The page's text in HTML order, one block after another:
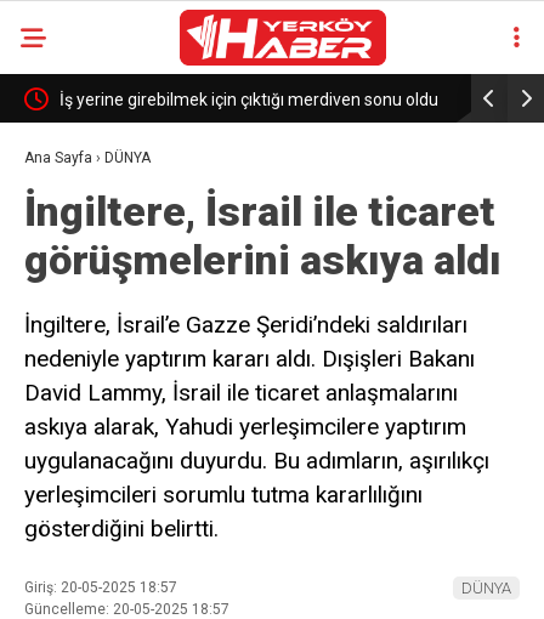
İş yerine girebilmek için çıktığı merdiven sonu oldu Davullu
Ana Sayfa › DÜNYA
İngiltere, İsrail ile ticaret
görüşmelerini askıya aldı
İngiltere, İsrail’e Gazze Şeridi’ndeki saldırıları
nedeniyle yaptırım kararı aldı. Dışişleri Bakanı
David Lammy, İsrail ile ticaret anlaşmalarını
askıya alarak, Yahudi yerleşimcilere yaptırım
uygulanacağını duyurdu. Bu adımların, aşırılıkçı
yerleşimcileri sorumlu tutma kararlılığını
gösterdiğini belirtti.
Giriş: 20-05-2025 18:57
Güncelleme: 20-05-2025 18:57
DÜNYA